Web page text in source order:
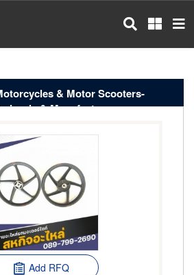
& Motor Scooters-
& Manufacturers
Add RFQ